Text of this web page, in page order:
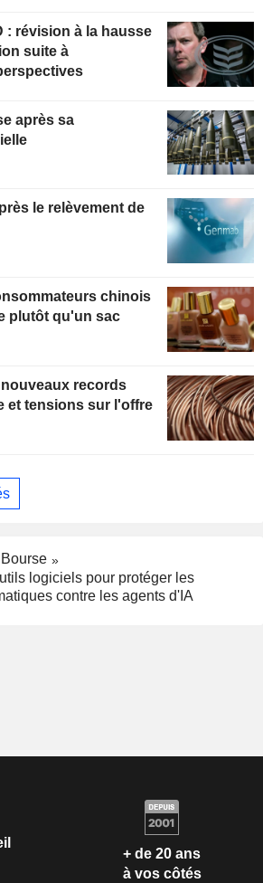
suite à
après sa
le relèvement de
chinois
plutôt qu'un sac
records
et tensions sur l'offre
logiciels pour protéger les
contre les agents d'IA
+ de 20 ans
à vos côtés